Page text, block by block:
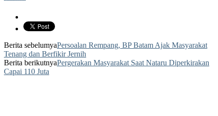
Berita sebelumyaPersoalan Rempang, BP Batam Ajak Masyarakat
Tenang dan Berfikir Jernih
Berita berikutnyaPergerakan Masyarakat Saat Nataru Diperkirakan
Capai 110 Juta